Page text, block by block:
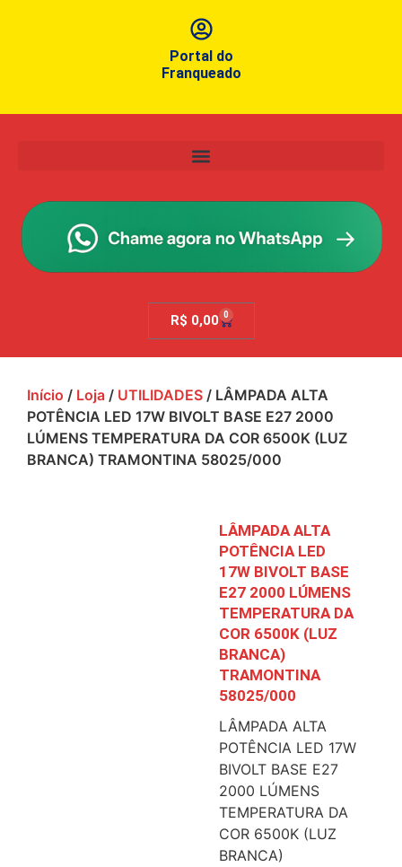
Portal do
Franqueado
R$ 0,00 0
Início / Loja / UTILIDADES / LÂMPADA ALTA
POTÊNCIA LED 17W BIVOLT BASE E27 2000
LÚMENS TEMPERATURA DA COR 6500K (LUZ
BRANCA) TRAMONTINA 58025/000
LÂMPADA ALTA
POTÊNCIA LED
17W BIVOLT BASE
E27 2000 LÚMENS
TEMPERATURA DA
COR 6500K (LUZ
BRANCA)
TRAMONTINA
58025/000
LÂMPADA ALTA
POTÊNCIA LED 17W
BIVOLT BASE E27
2000 LÚMENS
TEMPERATURA DA
COR 6500K (LUZ
BRANCA)